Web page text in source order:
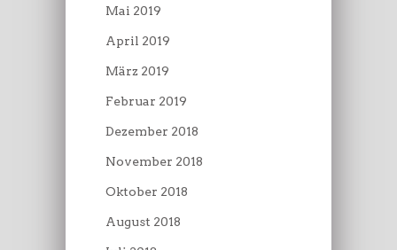
Mai 2019
April 2019
März 2019
Februar 2019
Dezember 2018
November 2018
Oktober 2018
August 2018